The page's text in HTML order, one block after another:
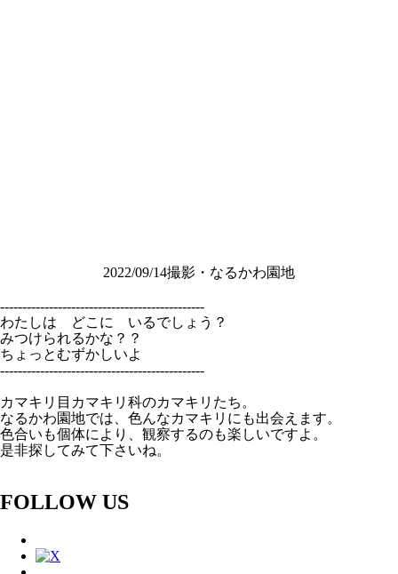
2022/09/14撮影・なるかわ園地
----------------------------------------------
わたしは どこに いるでしょう？
みつけられるかな？？
ちょっとむずかしいよ
----------------------------------------------
カマキリ目カマキリ科のカマキリたち。
なるかわ園地では、色んなカマキリにも出会えます。
色合いも個体により、観察するのも楽しいですよ。
是非探してみて下さいね。
FOLLOW US